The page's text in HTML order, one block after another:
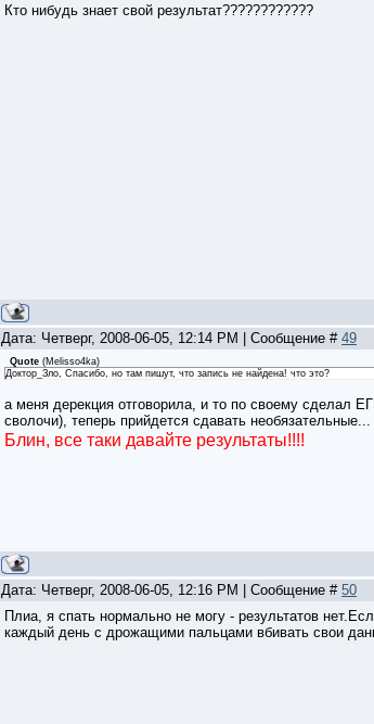
Кто нибудь знает свой результат????????????
Дата: Четверг, 2008-06-05, 12:14 PM | Сообщение # 49
Quote (Melisso4ka)
Доктор_Зло, Спасибо, но там пишут, что запись не найдена! что это?
а меня дерекция отговорила, и то по своему сделал
сволочи), теперь прийдется сдавать необязательные...
Блин, все таки давайте результаты!!!!
Дата: Четверг, 2008-06-05, 12:16 PM | Сообщение # 50
Плиа, я спать нормально не могу - результатов
каждый день с дрожащими пальцами вбивать свои